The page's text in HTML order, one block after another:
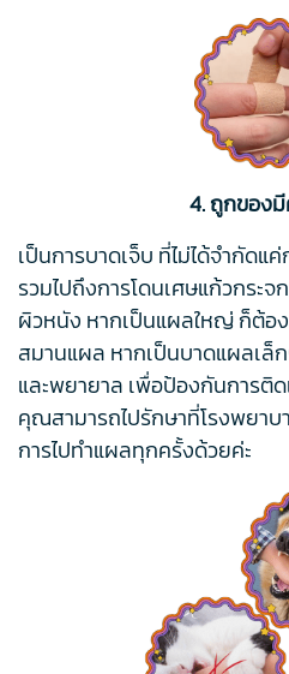
4. ถูกของ
เป็นการบาดเจ็บ ที่ไม่ได้จำกัดแ
รวมไปถึงการโดนเศษแก้วกระ
ผิวหนัง หากเป็นแผลใหญ่ ก็ต้อ
สมานแผล หากเป็นบาดแผลเล็
และพยายาล เพื่อป้องกันการติด
คุณสามารถไปรักษาที่โรงพยาบา
การไปทำแผลทุกครั้งด้วยค่ะ